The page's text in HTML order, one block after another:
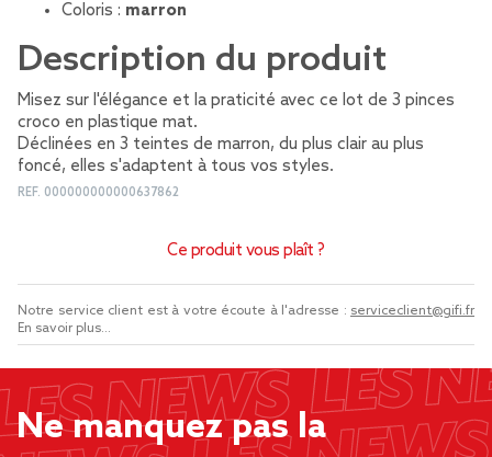
Coloris : marron
Description du produit
Misez sur l'élégance et la praticité avec ce lot de 3 pinces
croco en plastique mat.
Déclinées en 3 teintes de marron, du plus clair au plus
foncé, elles s'adaptent à tous vos styles.
REF. 000000000000637862
Ce produit vous plaît ?
Notre service client est à votre écoute à l'adresse : serviceclient@gifi.fr
En savoir plus...
Ne manquez pas la